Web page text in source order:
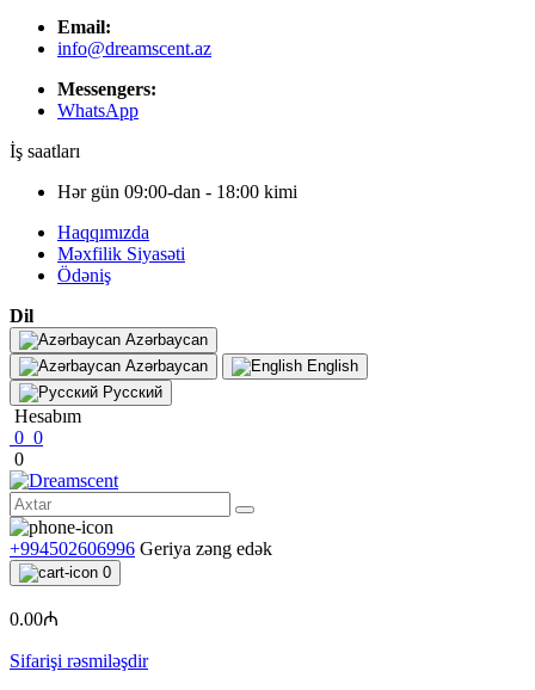
Email:
info@dreamscent.az
Messengers:
WhatsApp
İş saatları
Hər gün 09:00-dan - 18:00 kimi
Haqqımızda
Məxfilik Siyasəti
Ödəniş
Dil
Azərbaycan
Azərbaycan
English
Русский
Hesabım
0 0
0
+994502606996 Geriya zəng edək
0
0.00₼
Sifarişi rəsmiləşdir